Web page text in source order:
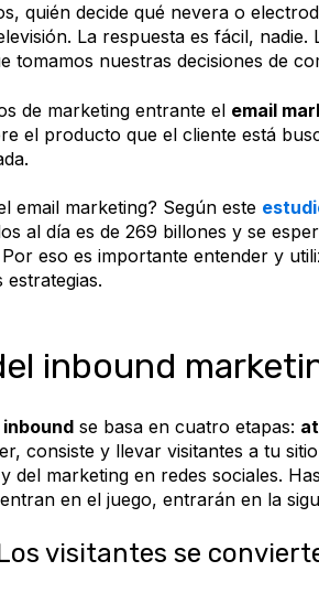
quién decide qué nevera o
La respuesta es fácil,
tomamos nuestras decisiones de
de marketing entrante el email
el producto que el cliente está
email marketing? Según este
al día es de 269 billones y se
eso es importante entender y
inbound
se basa en cuatro etapas:
consiste y llevar visitantes a tu
del marketing en redes sociales.
en el juego, entrarán en la
visitantes se